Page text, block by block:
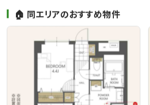
🏠 同エリアのおすすめ物件